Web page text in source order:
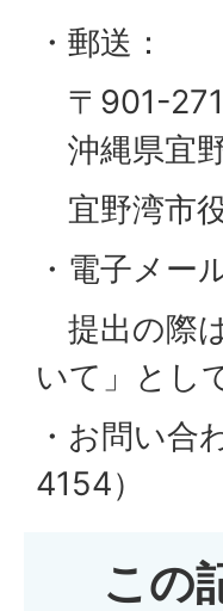
・郵送：
〒901-
沖縄県宜
宜野湾市
・電子メ
提出の際
いて」とし
・お問い
4154）
この